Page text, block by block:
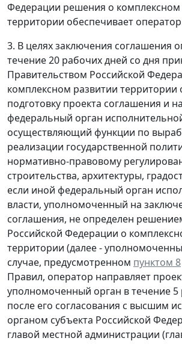
Федерации решения о комплексном
территории обеспечивает
3. В целях заключения соглашения
течение 20 рабочих дней со дня
Правительством Российской
комплексном развитии территории
подготовку проекта соглашения и
федеральный орган
осуществляющий функции по
реализации государственной
нормативно-правовому
строительства, архитектуры,
если иной федеральный орган
власти, уполномоченный на
соглашения, не определен
Российской Федерации о
территории (далее -
случае, предусмотренном пунктом 8
Правил, оператор направляет
уполномоченный орган в течение 5
после его согласования с высшим
органом субъекта Российской
главой местной администрации